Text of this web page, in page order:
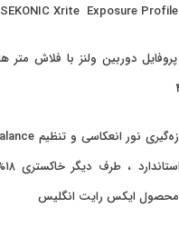
SEKONIC Xrite Exposure
محصول ایکس رایت انگلیس